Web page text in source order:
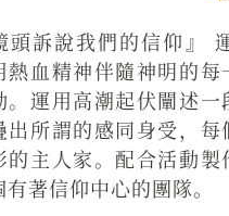
頭訴說我們的信仰』
熱血精神伴隨神明的
。運用高潮起伏闡述
出所謂的感同身受，
的主人家。配合活動製
著信仰中心的團隊。